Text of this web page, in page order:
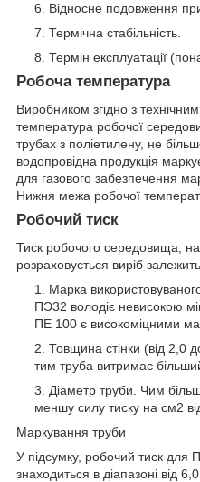
Відносне подовження при
Термічна стабільність.
Термін експлуатації
Робоча температура
Виробником згідно з
температура робочої
трубах з поліетилену, не
водопровідна продукція
для газового забезпечення
Нижня межа робочої
Робочий тиск
Тиск робочого середовища,
розраховується виріб
Марка
ПЭ32 володіє невисокою
ПЕ 100 є високоміцними
Товщина стінки (від 2,0
тим труба витримає
Діаметр труби. Чим
меншу силу тиску на см2
Маркування труби
У підсумку, робочий тиск для
знаходиться в діапазоні від